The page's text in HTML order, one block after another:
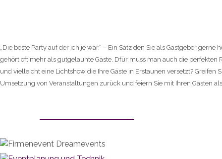
„Die beste Party auf der ich je war.“ – Ein Satz den Sie als Gastgeber
gehört oft mehr als gutgelaunte Gäste. Dfür muss man auch die
und vielleicht eine Lichtshow die Ihre Gäste in Erstaunen versetzt?
Umsetzung von Veranstaltungen zurück und feiern Sie mit Ihren Gästen